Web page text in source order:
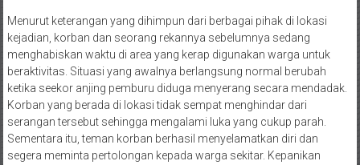
Menurut keterangan yang dihimpun dari berbagai pihak di lokasi
kejadian, korban dan seorang rekannya sebelumnya sedang
menghabiskan waktu di area yang kerap digunakan warga untuk
beraktivitas. Situasi yang awalnya berlangsung normal berubah
ketika seekor anjing pemburu diduga menyerang secara mendadak.
Korban yang berada di lokasi tidak sempat menghindar dari
serangan tersebut sehingga mengalami luka yang cukup parah.
Sementara itu, teman korban berhasil menyelamatkan diri dan
segera meminta pertolongan kepada warga sekitar. Kepanikan